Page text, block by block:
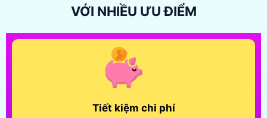
VỚI NHIỀU ƯU ĐIỂM
Tiết kiệm chi phí